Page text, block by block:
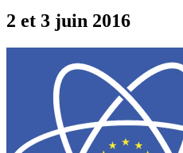
2 et 3 juin 2016